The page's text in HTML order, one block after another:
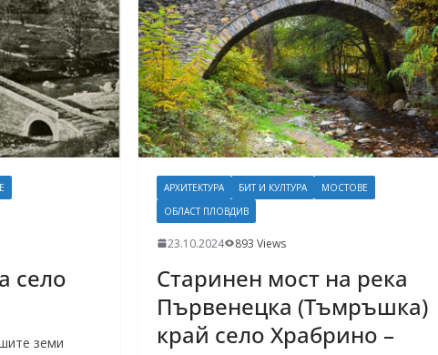
село
земи
АРХИТЕКТУРА БИТ И КУЛТУРА
МОСТОВЕ
ОБЛАСТ ПЛОВДИВ
23.10.2024 893 Views
Старинен мост на река
Първенецка (Тъмръшка)
край село Храбрино –